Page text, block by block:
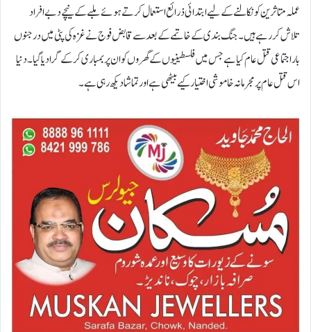
عملہ متاثرین کو نکالنے کے لیے ابتدائی ذرائع استعمال کرتے ہوئے ملبے کے نیچے دبے افراد
تلاش کر رہے ہیں۔جنگ بندی کے خاتمے کے بعد سے قابض فوج نے غزہ کی پٹی میں درجنوں
بار اجتماعی قتل عام کیا ہے جس میں فلسطینیوں کے گھروں کو ان پر بمباری کرکے گرا دیا گیا۔ دنیا
اس قتل عام پر مجرمانہ خاموشی اختیار کیے بیٹھی ہے اور تماشا دیکھ رہی ہے۔